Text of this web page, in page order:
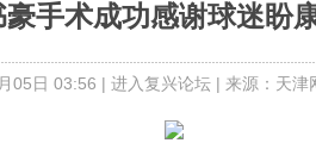
豪手术成功感谢球迷盼
05日 03:56 | 进入复兴论坛 | 来源：天